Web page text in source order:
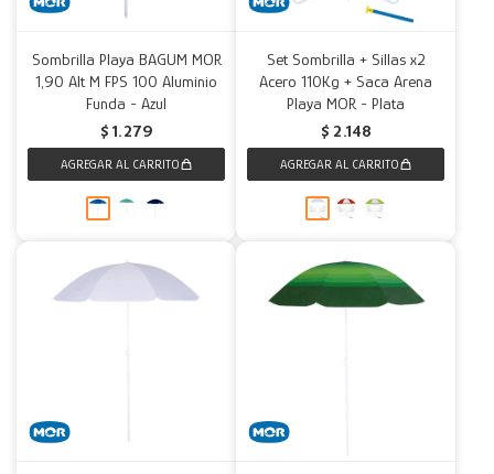
Sombrilla Playa BAGUM MOR
1,90 Alt M FPS 100 Aluminio
Funda - Azul
$ 1.279
Set Sombrilla + Sillas x2
Acero 110Kg + Saca Arena
Playa MOR - Plata
$ 2.148